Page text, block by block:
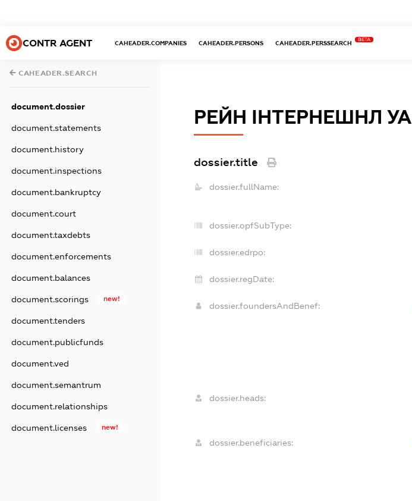
CONTR AGENT CAHEADER.COMPANIES CAHEADER.PERSONS CAHEADER.PERSSEARCH
BETA
CAHEADER.SEARCH
document.dossier
document.statements
document.history
document.inspections
document.bankruptcy
document.court
document.taxdebts
document.enforcements
document.balances
document.scorings new!
document.tenders
document.publicfunds
document.ved
document.semantrum
document.relationships
document.licenses new!
РЕЙН ІНТЕРНЕШНЛ УА
dossier.title
dossier.fullName:
dossier.opfSubType:
dossier.edrpo:
dossier.regDate:
dossier.foundersAndBenef:
dossier.heads:
dossier.beneficiaries: